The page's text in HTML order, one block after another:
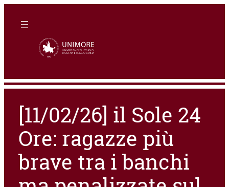
[11/02/26] il Sole 24
Ore: ragazze più
brave tra i banchi